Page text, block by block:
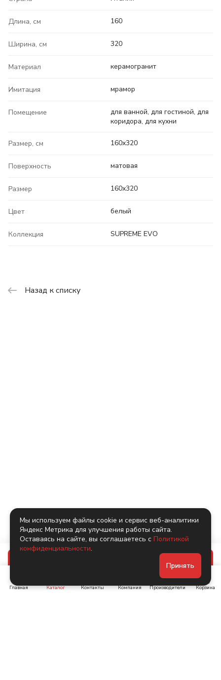
Длина, см 160
Ширина, см 320
Материал керамогранит
Имитация мрамор
Помещение
для ванной, для гостиной, для
коридора, для кухни
Размер, см 160x320
Поверхность матовая
Размер 160x320
Цвет белый
Коллекция SUPREME EVO
Назад к списку
Главная Каталог Контакты Компания Производители Корзина
Мы используем файлы cookie и сервис веб-аналитики
Яндекс Метрика для улучшения работы сайта.
Оставаясь на сайте, вы соглашаетесь с Политикой
конфиденциальности.
Принять